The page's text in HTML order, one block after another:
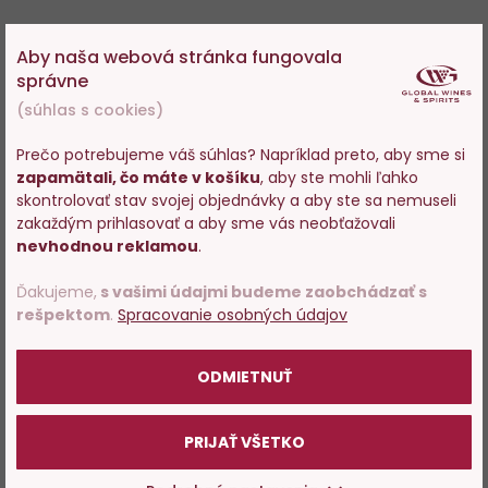
Mohlo by sa vám tiež páčiť
Dos Maderas P.X.5+5 0,2l
Skladom > 200 ks
Do
obľúbených
Dos Maderas Seleccion 0,2 l
Aby naša webová stránka fungovala
správne
(súhlas s cookies)
Prečo potrebujeme váš súhlas? Napríklad preto, aby sme si
zapamätali, čo máte v košíku, aby ste mohli ľahko
skontrolovať stav svojej objednávky a aby ste sa nemuseli
zakaždým prihlasovať a aby sme vás neobťažovali
nevhodnou reklamou.
Ďakujeme, s vašimi údajmi budeme zaobchádzať s
rešpektom. Spracovanie osobných údajov
ODMIETNUŤ
PRIJAŤ VŠETKO
Vstupujete na stránky s
predajom alkoholu. Prosím
potvrďte, že Vám už bolo 18